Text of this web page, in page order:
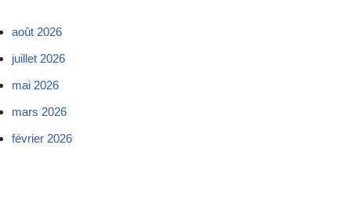
août 2026
juillet 2026
mai 2026
mars 2026
février 2026